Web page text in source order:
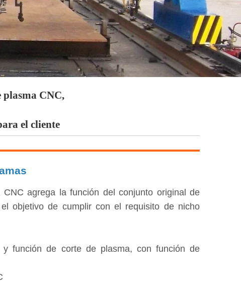
CNC,
el cliente
agrega la función del conjunto original de
objetivo de cumplir con el requisito de nicho
y función de corte de plasma, con función de